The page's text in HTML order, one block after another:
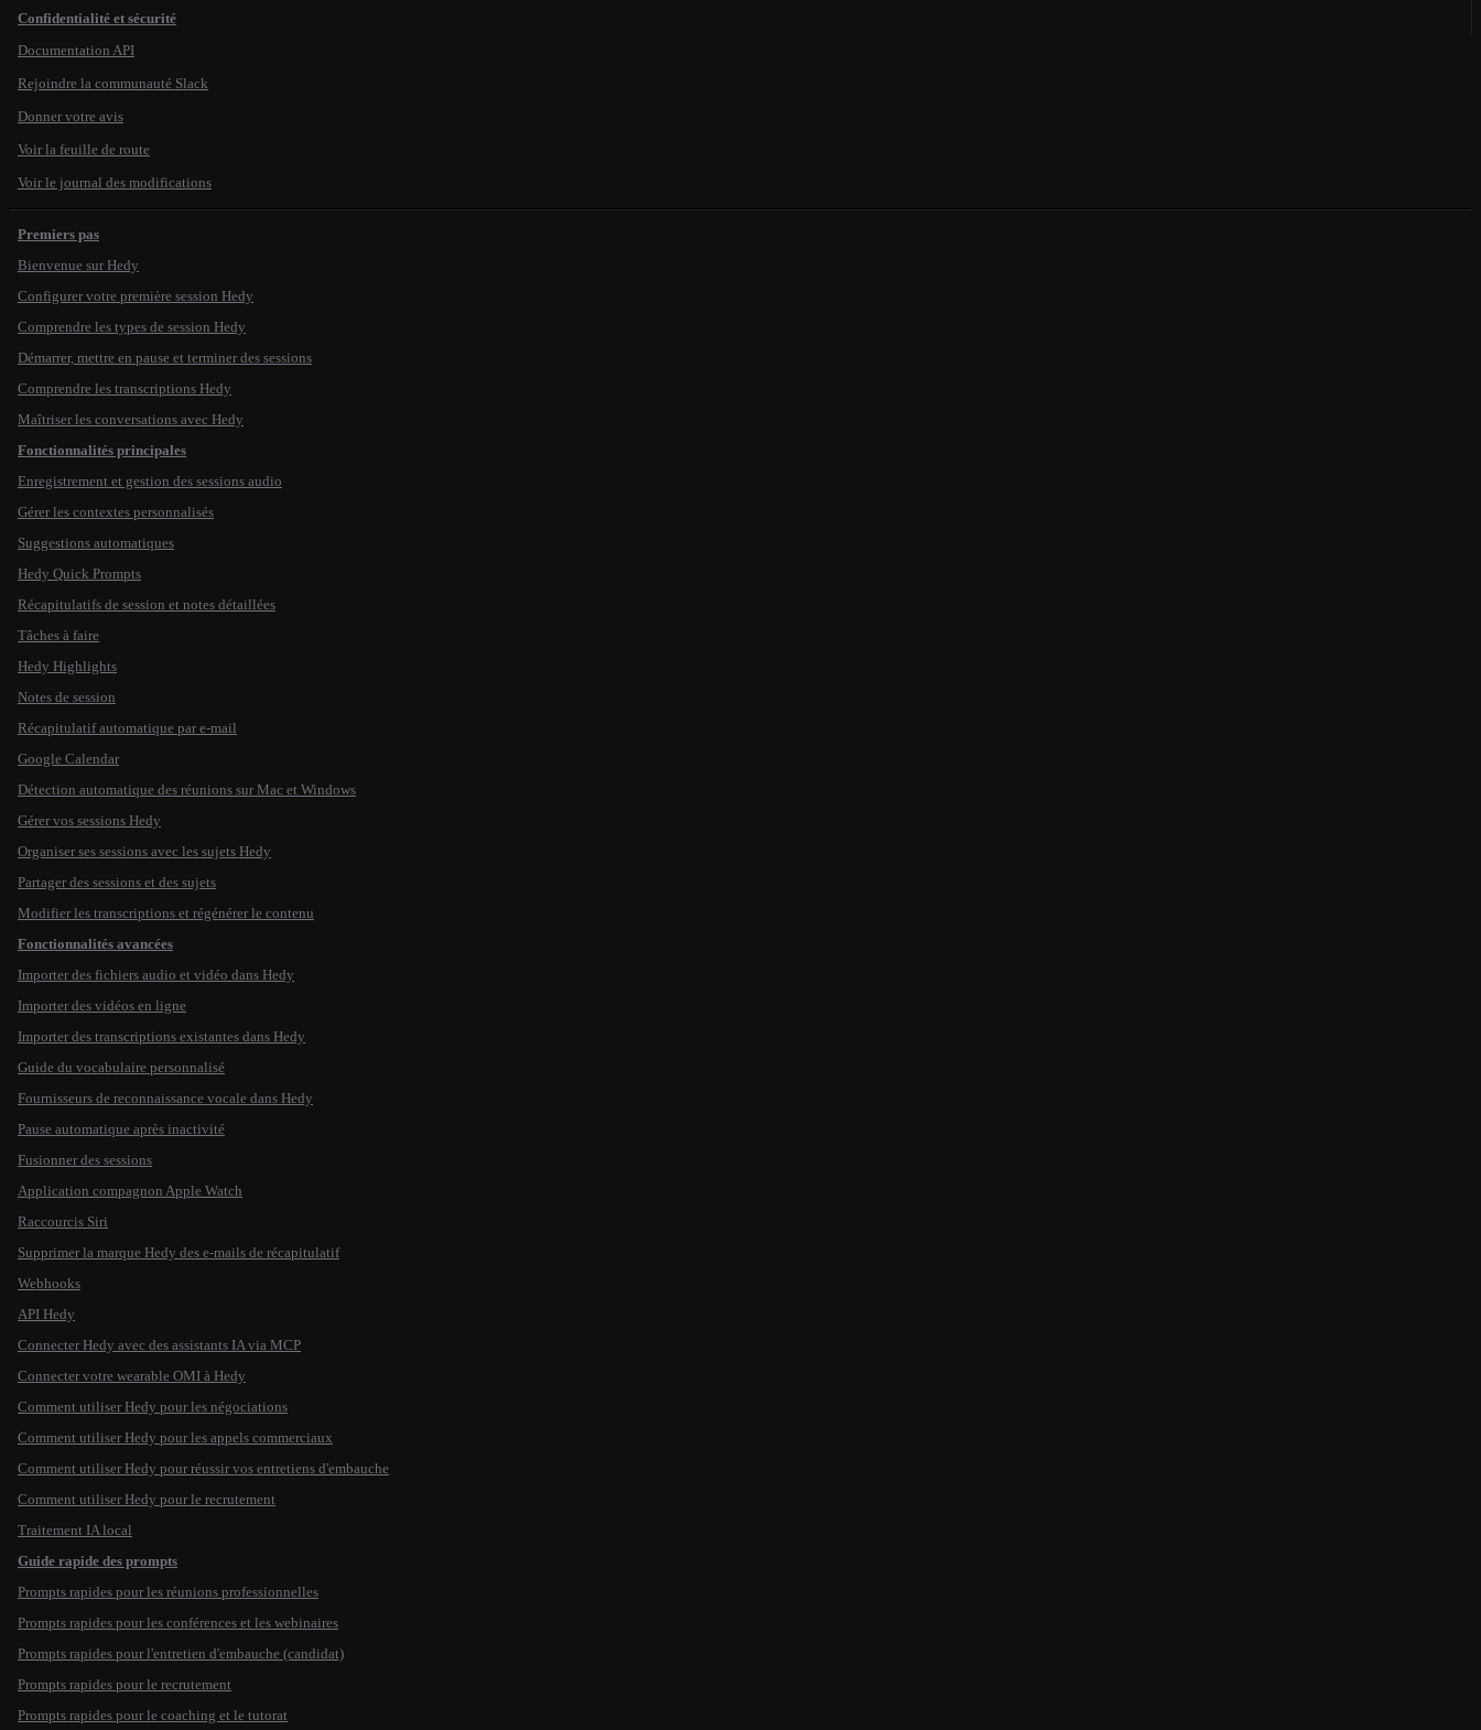
Confidentialité et sécurité
Documentation API
Rejoindre la communauté Slack
Donner votre avis
Voir la feuille de route
Voir le journal des modifications
Premiers pas
Bienvenue sur Hedy
Configurer votre première session Hedy
Comprendre les types de session Hedy
Démarrer, mettre en pause et terminer des sessions
Comprendre les transcriptions Hedy
Maîtriser les conversations avec Hedy
Fonctionnalités principales
Enregistrement et gestion des sessions audio
Gérer les contextes personnalisés
Suggestions automatiques
Hedy Quick Prompts
Récapitulatifs de session et notes détaillées
Tâches à faire
Hedy Highlights
Notes de session
Récapitulatif automatique par e-mail
Google Calendar
Détection automatique des réunions sur Mac et Windows
Gérer vos sessions Hedy
Organiser ses sessions avec les sujets Hedy
Partager des sessions et des sujets
Modifier les transcriptions et régénérer le contenu
Fonctionnalités avancées
Importer des fichiers audio et vidéo dans Hedy
Importer des vidéos en ligne
Importer des transcriptions existantes dans Hedy
Guide du vocabulaire personnalisé
Fournisseurs de reconnaissance vocale dans Hedy
Pause automatique après inactivité
Fusionner des sessions
Application compagnon Apple Watch
Raccourcis Siri
Supprimer la marque Hedy des e-mails de récapitulatif
Webhooks
API Hedy
Connecter Hedy avec des assistants IA via MCP
Connecter votre wearable OMI à Hedy
Comment utiliser Hedy pour les négociations
Comment utiliser Hedy pour les appels commerciaux
Comment utiliser Hedy pour réussir vos entretiens d'embauche
Comment utiliser Hedy pour le recrutement
Traitement IA local
Guide rapide des prompts
Prompts rapides pour les réunions professionnelles
Prompts rapides pour les conférences et les webinaires
Prompts rapides pour l'entretien d'embauche (candidat)
Prompts rapides pour le recrutement
Prompts rapides pour le coaching et le tutorat